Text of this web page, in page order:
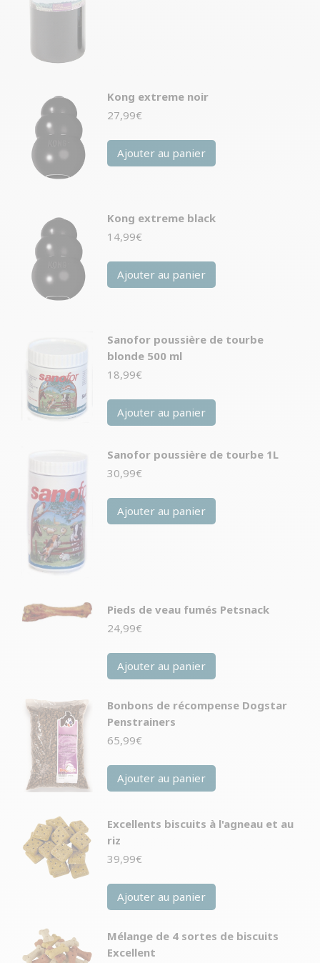
Kong extreme noir
27,99€
Ajouter au panier
Kong extreme black
14,99€
Ajouter au panier
Sanofor poussière de tourbe
blonde 500 ml
18,99€
Ajouter au panier
Sanofor poussière de tourbe 1L
30,99€
Ajouter au panier
Pieds de veau fumés Petsnack
24,99€
Ajouter au panier
Bonbons de récompense Dogstar
Penstrainers
65,99€
Ajouter au panier
Excellents biscuits à l'agneau et au
riz
39,99€
Ajouter au panier
Mélange de 4 sortes de biscuits
Excellent